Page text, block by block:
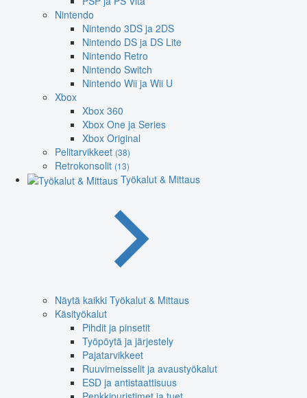
Nintendo
Nintendo 3DS ja 2DS
Nintendo DS ja DS Lite
Nintendo Retro
Nintendo Switch
Nintendo Wii ja Wii U
Xbox
Xbox 360
Xbox One ja Series
Xbox Original
Pelitarvikkeet (38)
Retrokonsolit (13)
Työkalut & Mittaus
Näytä kaikki Työkalut & Mittaus
Käsityökalut
Pihdit ja pinsetit
Työpöytä ja järjestely
Pajatarvikkeet
Ruuvimeisselit ja avaustyökalut
ESD ja antistaattisuus